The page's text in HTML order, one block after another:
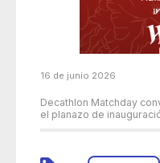
16 de junio 2026
Decathlon Matchday
el planazo de